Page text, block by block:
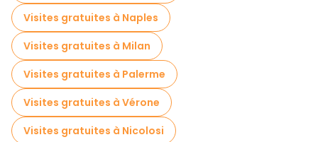
Visites gratuites à Naples
Visites gratuites à Milan
Visites gratuites à Palerme
Visites gratuites à Vérone
Visites gratuites à Nicolosi